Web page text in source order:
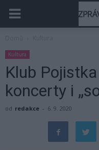
Kultura
Klub
koncerty i
od redakce - 6. 9. 2020